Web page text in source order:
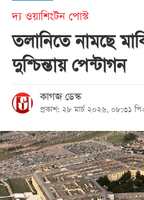
প্রচ্ছদ
জাতীয়
রাজনীতি
আন্তর্জাতিক
সারাদেশ
খেলা
দ্য ওয়াশিংটন পোস্ট
তলানিতে নামছে
দুশ্চিন্তায় পেন্টাগন
কাগজ ডেস্ক
প্রকাশ: ২৮ মার্চ ২০২৬, ০৮:৩১